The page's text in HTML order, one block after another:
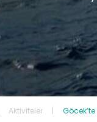
YATLAR
Kaş
Aktiviteler |